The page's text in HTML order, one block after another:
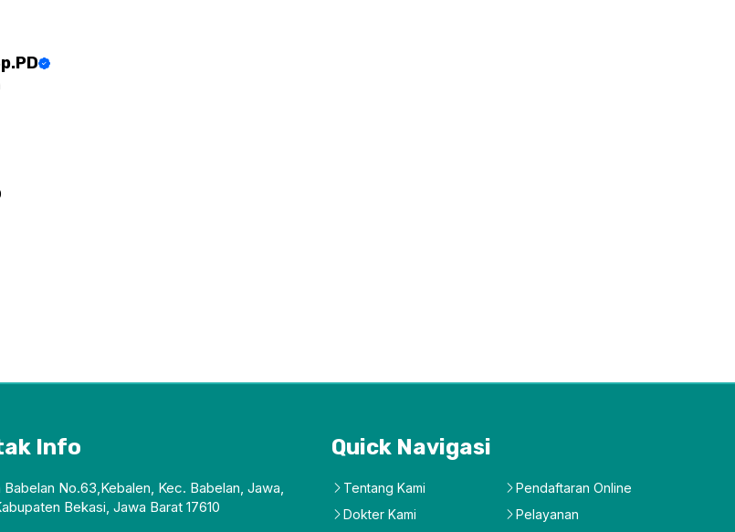
Info
Babelan No.63,Kebalen, Kec. Babelan, Jawa,
Bekasi, Jawa Barat 17610
Quick Navigasi
Tentang Kami
Pendaftaran Online
Dokter Kami
Pelayanan